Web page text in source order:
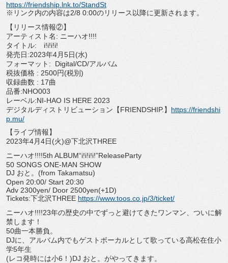
https://friendship.lnk.to/StandSt
※リンク内の内容は2/8 0:00のリリース以降に更新されます。
【リリース情報②】
アーティスト名: ニーハオ!!!!
タイトル: i!i!i!i!
発売日:2023年4月5日(水)
フォーマット: Digital/CD/アルバム
税抜価格 : 2500円(税別)
収録曲数 : 17曲
品番:NHO003
レーベル:NI-HAO IS HERE 2023
デジタルディストリビューション【FRIENDSHIP.】 https://friendshi
p.mu/
【ライブ情報】
2023年4月4日(火)@下北沢THREE
ニーハオ!!!!5th ALBUM“i!i!i!i!”ReleaseParty
50 SONGS ONE-MAN SHOW
DJ おと。(from Takamatsu)
Open 20:00/ Start 20:30
Adv 2300yen/ Door 2500yen(+1D)
Tickets:下北沢THREE https://www.toos.co.jp/3/ticket/
ニーハオ!!!!23年の歴史の中でずっと避けてきたワンマン、 ついに解
禁します！
50曲一本勝負。
DJに、 アルバム内でもゲストボーカルとして歌っている高松在住小
学5年生
(レコ発時には小6！)DJ おと。がやってきます。